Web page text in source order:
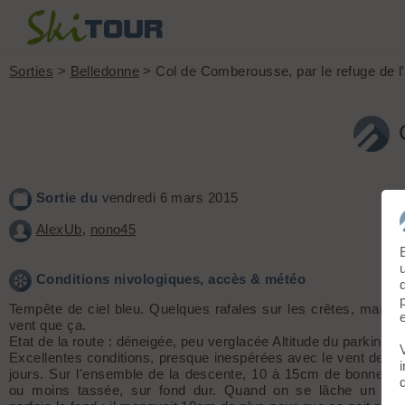
Sorties > Belledonne > Col de Comberousse, par le refuge de
Sortie du vendredi 6 mars 2015
AlexUb, nono45
Conditions nivologiques, accès & météo
Tempête de ciel bleu. Quelques rafales sur les crêtes, mais
vent que ça.
Etat de la route : déneigée, peu verglacée Altitude du parking :
Excellentes conditions, presque inespérées avec le vent de
jours. Sur l'ensemble de la descente, 10 à 15cm de bonne
ou moins tassée, sur fond dur. Quand on se lâche un